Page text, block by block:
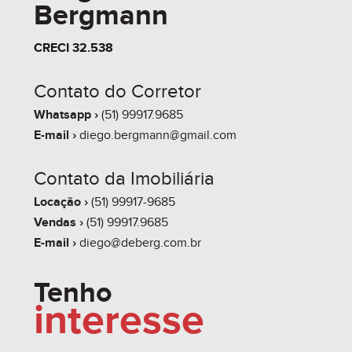
SERÃO CORRIGIDAS MENSALMENTE DE ACORDO
COM O ÍNDICE DE CORREÇÃO DO CUB-RS (R8-B)
IGP-M + JUROS.
-------------
4.0 - PROPOSTA 04 (EXEMPLO):
4.2 - 60 PARCELAS (MENSAIS)
Bergmann
CRECI 32.538
Contato do Corretor
Whatsapp › (51) 99917.9685
E-mail › diego.bergmann@gmail.com
Contato da Imobiliária
Locação › (51) 99917-9685
Vendas › (51) 99917.9685
E-mail › diego@deberg.com.br
Tenho
interesse